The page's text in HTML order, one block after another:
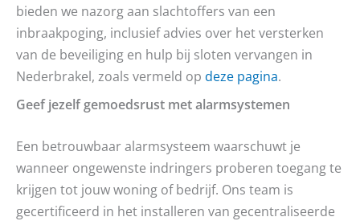
bieden we nazorg aan slachtoffers van een
inbraakpoging, inclusief advies over het versterken
van de beveiliging en hulp bij sloten vervangen in
Nederbrakel, zoals vermeld op deze pagina.
Geef jezelf gemoedsrust met alarmsystemen
Een betrouwbaar alarmsysteem waarschuwt je
wanneer ongewenste indringers proberen toegang te
krijgen tot jouw woning of bedrijf. Ons team is
gecertificeerd in het installeren van gecentraliseerde